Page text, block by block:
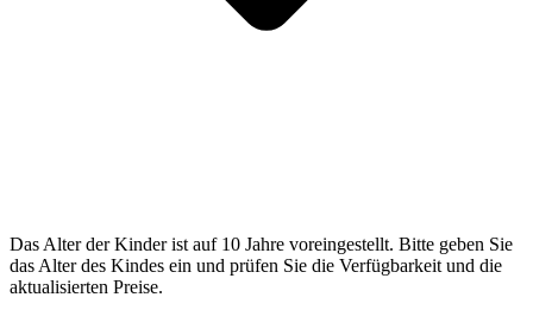
Das Alter der Kinder ist auf 10 Jahre voreingestellt. Bitte geben Sie
das Alter des Kindes ein und prüfen Sie die Verfügbarkeit und die
aktualisierten Preise.